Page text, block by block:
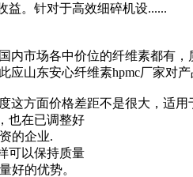
益。针对于高效细碎机设......
内市场各中价位的纤维素都有
山东安心纤维素hpmc厂家对
这方面价格差距不是很大，适用
也在已调整好
的企业.
可以保持质量
好的优势。